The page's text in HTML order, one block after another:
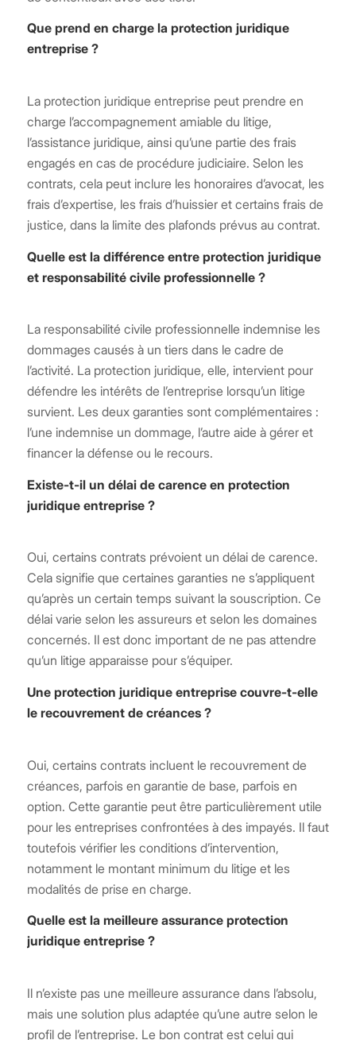
Que prend en charge la protection juridique
entreprise ?
La protection juridique entreprise peut prendre en
charge l’accompagnement amiable du litige,
l’assistance juridique, ainsi qu’une partie des frais
engagés en cas de procédure judiciaire. Selon les
contrats, cela peut inclure les honoraires d’avocat, les
frais d’expertise, les frais d’huissier et certains frais de
justice, dans la limite des plafonds prévus au contrat.
Quelle est la différence entre protection juridique
et responsabilité civile professionnelle ?
La responsabilité civile professionnelle indemnise les
dommages causés à un tiers dans le cadre de
l’activité. La protection juridique, elle, intervient pour
défendre les intérêts de l’entreprise lorsqu’un litige
survient. Les deux garanties sont complémentaires :
l’une indemnise un dommage, l’autre aide à gérer et
financer la défense ou le recours.
Existe-t-il un délai de carence en protection
juridique entreprise ?
Oui, certains contrats prévoient un délai de carence.
Cela signifie que certaines garanties ne s’appliquent
qu’après un certain temps suivant la souscription. Ce
délai varie selon les assureurs et selon les domaines
concernés. Il est donc important de ne pas attendre
qu’un litige apparaisse pour s’équiper.
Une protection juridique entreprise couvre-t-elle
le recouvrement de créances ?
Oui, certains contrats incluent le recouvrement de
créances, parfois en garantie de base, parfois en
option. Cette garantie peut être particulièrement utile
pour les entreprises confrontées à des impayés. Il faut
toutefois vérifier les conditions d’intervention,
notamment le montant minimum du litige et les
modalités de prise en charge.
Quelle est la meilleure assurance protection
juridique entreprise ?
Il n’existe pas une meilleure assurance dans l’absolu,
mais une solution plus adaptée qu’une autre selon le
profil de l’entreprise. Le bon contrat est celui qui